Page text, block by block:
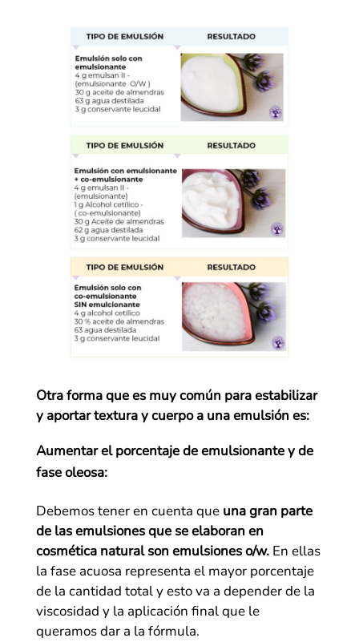
Otra forma que es muy común para estabilizar
y aportar textura y cuerpo a una emulsión es:
Aumentar el porcentaje de emulsionante y de
fase oleosa:
Debemos tener en cuenta que una gran parte
de las emulsiones que se elaboran en
cosmética natural son emulsiones o/w.En ellas
la fase acuosa representa el mayor porcentaje
de la cantidad total y esto va a depender de la
viscosidad y la aplicación final que le
queramos dar a la fórmula.